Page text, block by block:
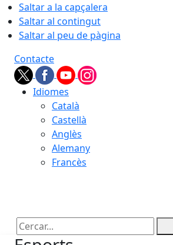
Saltar a la capçalera
Saltar al contingut
Saltar al peu de pàgina
Contacte
Idiomes
Català
Castellà
Anglès
Alemany
Francès
Cercar: